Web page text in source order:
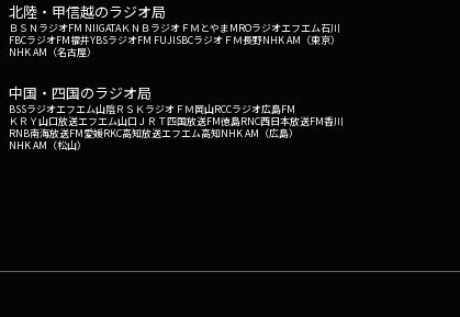
北陸・甲信越のラジオ局
ＢＳＮラジオFM NIIGATAＫＮＢラジオ ＦＭとやまMROラジオエフエム石川
FBCラジオFM福井YBSラジオFM FUJISBCラジオ ＦＭ長野NHK AM（東京）
NHK AM（名古屋）
中国・四国のラジオ局
BSSラジオエフエム山陰ＲＳＫラジオ ＦＭ岡山RCCラジオ広島FM
ＫＲＹ山口放送エフエム山口 ＪＲＴ四国放送FM徳島RNC西日本放送FM香川
RNB南海放送FM愛媛RKC高知放送エフエム高知NHK AM（広島）
NHK AM（松山）